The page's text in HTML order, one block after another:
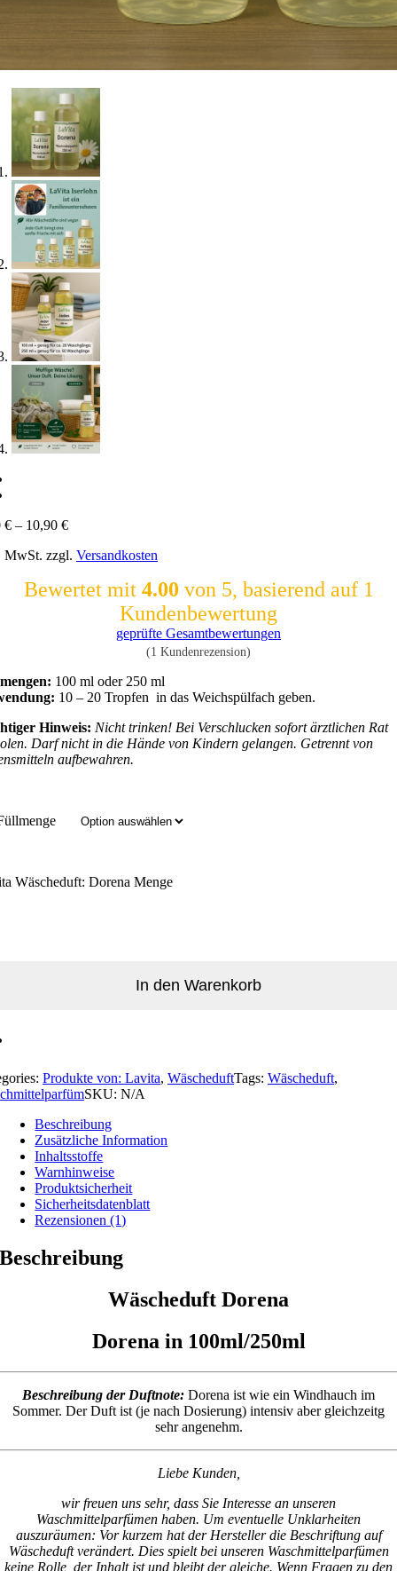
€ – 10,90 €
MwSt. zzgl. Versandkosten
Bewertet mit 4.00 von 5, basierend auf 1
Kundenbewertung
geprüfte Gesamtbewertungen
(1 Kundenrezension)
100 ml oder 250 ml
10 – 20 Tropfen in das Weichspülfach geben.
Hinweis: Nicht trinken! Bei Verschlucken sofort ärztlichen Rat
Darf nicht in die Hände von Kindern gelangen. Getrennt von
aufbewahren.
Wäscheduft: Dorena Menge
In den Warenkorb
Produkte von: Lavita, WäscheduftTags: Wäscheduft,
SKU: N/A
Beschreibung
Zusätzliche Information
Inhaltsstoffe
Warnhinweise
Produktsicherheit
Sicherheitsdatenblatt
Rezensionen (1)
Beschreibung
Wäscheduft Dorena
Dorena in 100ml/250ml
Beschreibung der Duftnote: Dorena ist wie ein Windhauch im
Sommer. Der Duft ist (je nach Dosierung) intensiv aber gleichzeitg
sehr angenehm.
Liebe Kunden,
wir freuen uns sehr, dass Sie Interesse an unseren
Waschmittelparfümen haben. Um eventuelle Unklarheiten
auszuräumen: Vor kurzem hat der Hersteller die Beschriftung auf
Wäscheduft verändert. Dies spielt bei unseren Waschmittelparfümen
keine Rolle, der Inhalt ist und bleibt der gleiche. Wenn Fragen zu den